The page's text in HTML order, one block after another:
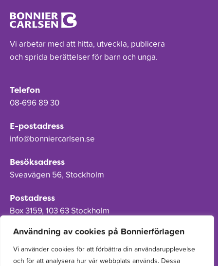
Användning av cookies på Bonnierförlagen
Vi använder cookies för att förbättra din användarupplevelse
och för att analysera hur vår webbplats används. Dessa
Vi arbetar med att hitta, utveckla, publicera
och sprida berättelser för barn och unga.
Telefon
08-696 89 30
E-postadress
info@bonniercarlsen.se
Besöksadress
Sveavägen 56, Stockholm
Postadress
Box 3159, 103 63 Stockholm
Om Bonnierförlagen